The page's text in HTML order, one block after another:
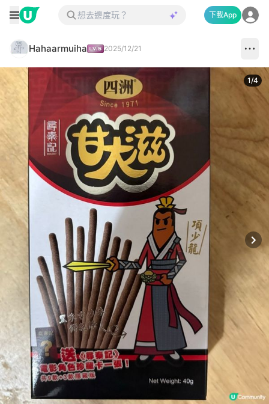
下載App
Hahaarmuiha 2025/12/21
1/4